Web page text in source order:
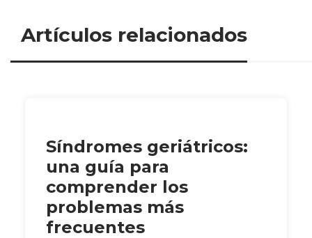
Artículos relacionados
Síndromes geriátricos:
una guía para
comprender los
problemas más
frecuentes